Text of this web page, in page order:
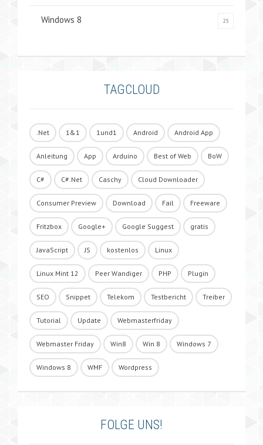
Windows 8 25
TAGCLOUD
.Net 1&1 1und1 Android Android App
Anleitung App Arduino Best of Web BoW
C# C#.Net Caschy Cloud Downloader
Consumer Preview Download Fail Freeware
Fritzbox Google+ Google Suggest gratis
JavaScript JS kostenlos Linux
Linux Mint 12 Peer Wandiger PHP Plugin
SEO Snippet Telekom Testbericht Treiber
Tutorial Update Webmasterfriday
Webmaster Friday Win8 Win 8 Windows 7
Windows 8 WMF Wordpress
FOLGE UNS!